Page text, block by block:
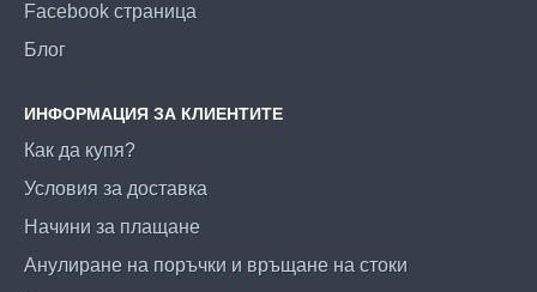
Facebook страница
Блог
ИНФОРМАЦИЯ ЗА КЛИЕНТИТЕ
Как да купя?
Условия за доставка
Начини за плащане
Анулиране на поръчки и връщане на стоки